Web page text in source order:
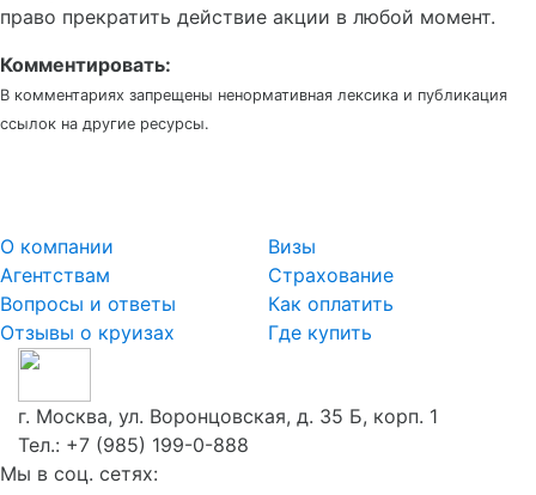
право прекратить действие акции в любой момент.
Комментировать:
В комментариях запрещены ненормативная лексика и публикация
ссылок на другие ресурсы.
О компании
Агентствам
Вопросы и ответы
Отзывы о круизах
Визы
Страхование
Как оплатить
Где купить
г. Москва, ул. Воронцовская, д. 35 Б, корп. 1
Тел.: +7 (985) 199-0-888
Мы в соц. сетях: